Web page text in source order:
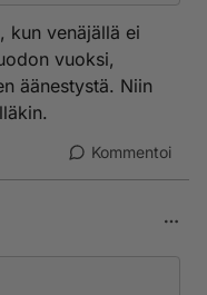
sellaiset "200
turhaa valitat. Lopeta
kun kansa ei
osaavia edustajia
kun venäjällä ei
vuoksi,
äänestystä. Niin
Kommentoi